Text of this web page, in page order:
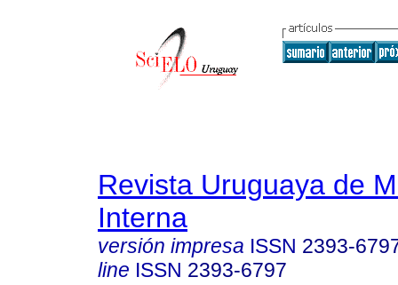
Revista Uruguaya de
Interna
versión impresa ISSN 2393-
line ISSN 2393-6797